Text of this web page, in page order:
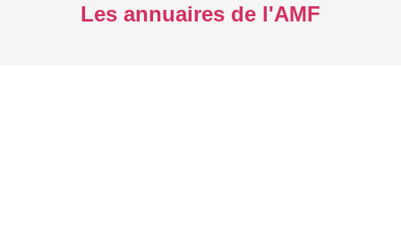
Les annuaires de l'AMF